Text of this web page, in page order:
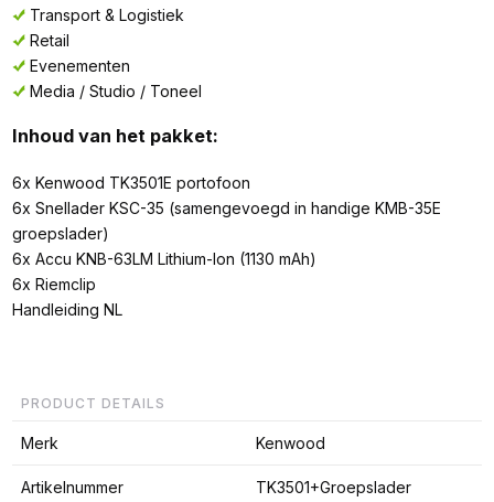
Transport & Logistiek
Retail
Evenementen
Media / Studio / Toneel
Inhoud van het pakket:
6x Kenwood TK3501E portofoon
6x Snellader KSC-35 (samengevoegd in handige KMB-35E
groepslader)
6x Accu KNB-63LM Lithium-Ion (1130 mAh)
6x Riemclip
Handleiding NL
PRODUCT DETAILS
Merk Kenwood
Artikelnummer TK3501+Groepslader